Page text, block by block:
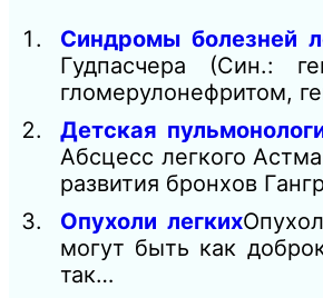
Синдромы болезней
Гудпасчера (Син.:
гломерулонефритом,
Детская
Абсцесс легкого
развития бронхов
Опухоли легких
могут быть как
так…